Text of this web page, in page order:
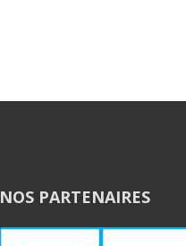
NOS PARTENAIRES